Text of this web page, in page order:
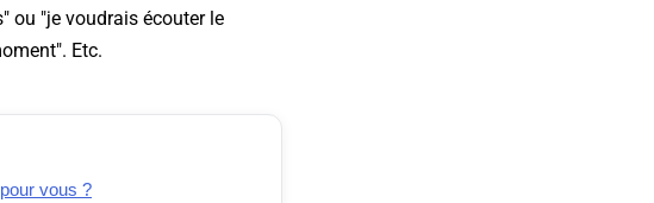
" ou "je voudrais écouter le
". Etc.
vous ?